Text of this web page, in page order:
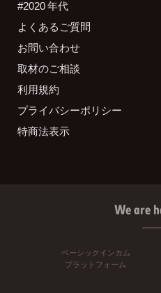
#2020 年代
よくあるご質問
お問い合わせ
取材のご相談
利用規約
プライバシーポリシー
特商法表示
We are
ベーシックインカム
プラットフォーム